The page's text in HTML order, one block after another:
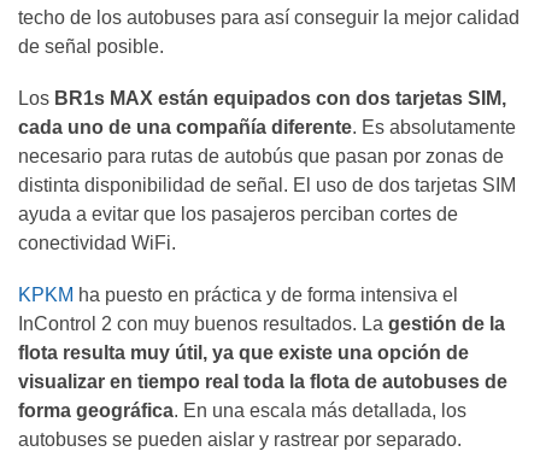
techo de los autobuses para así conseguir la mejor calidad
de señal posible.
Los BR1s MAX están equipados con dos tarjetas SIM,
cada uno de una compañía diferente. Es absolutamente
necesario para rutas de autobús que pasan por zonas de
distinta disponibilidad de señal. El uso de dos tarjetas SIM
ayuda a evitar que los pasajeros perciban cortes de
conectividad WiFi.
KPKM ha puesto en práctica y de forma intensiva el
InControl 2 con muy buenos resultados. La gestión de la
flota resulta muy útil, ya que existe una opción de
visualizar en tiempo real toda la flota de autobuses de
forma geográfica. En una escala más detallada, los
autobuses se pueden aislar y rastrear por separado.